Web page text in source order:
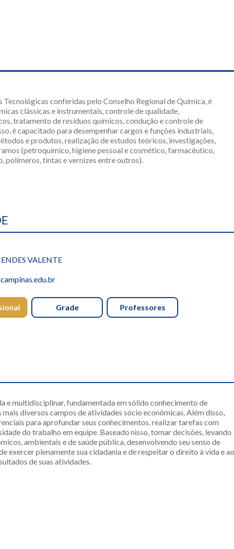
conferidas pelo Conselho Regional de Química, é
clássicas e instrumentais, controle de qualidade,
tratamento de resíduos químicos, condução e controle de
é capacitado para desempenhar cargos e funções industriais,
e produtos, realização de estudos teóricos, investigações,
(petroquímico, higiene pessoal e cosmético, farmacêutico,
tintas e vernizes entre outros).
VALENTE
Grade Professores
e multidisciplinar, fundamentada em sólido conhecimento de
diversos campos de atividades sócio econômicas. Além disso,
para aprofundar seus conhecimentos, realizar tarefas com
do trabalho em equipe. Baseado nisso, tomar decisões, levando
ambientais e de saúde pública, desenvolvendo seu senso de
exercer plenamente sua cidadania e de respeitar o direito à vida e ao
de suas atividades.